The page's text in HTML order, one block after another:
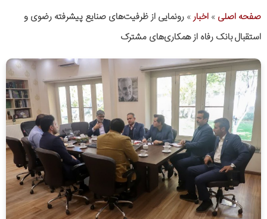
صفحه اصلی » اخبار» رونمایی از ظرفیت‌های صنایع پیشرفته رضوی و
استقبال بانک رفاه از همکاری‌های مشترک